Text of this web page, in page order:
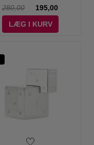
280,00
195,00
LÆG I KURV